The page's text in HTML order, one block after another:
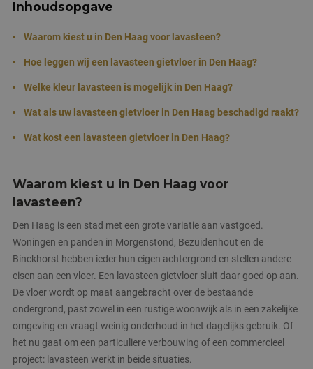
Inhoudsopgave
Waarom kiest u in Den Haag voor lavasteen?
Hoe leggen wij een lavasteen gietvloer in Den Haag?
Welke kleur lavasteen is mogelijk in Den Haag?
Wat als uw lavasteen gietvloer in Den Haag beschadigd raakt?
Wat kost een lavasteen gietvloer in Den Haag?
Waarom kiest u in Den Haag voor
lavasteen?
Den Haag is een stad met een grote variatie aan vastgoed.
Woningen en panden in Morgenstond, Bezuidenhout en de
Binckhorst hebben ieder hun eigen achtergrond en stellen andere
eisen aan een vloer. Een lavasteen gietvloer sluit daar goed op aan.
De vloer wordt op maat aangebracht over de bestaande
ondergrond, past zowel in een rustige woonwijk als in een zakelijke
omgeving en vraagt weinig onderhoud in het dagelijks gebruik. Of
het nu gaat om een particuliere verbouwing of een commercieel
project: lavasteen werkt in beide situaties.